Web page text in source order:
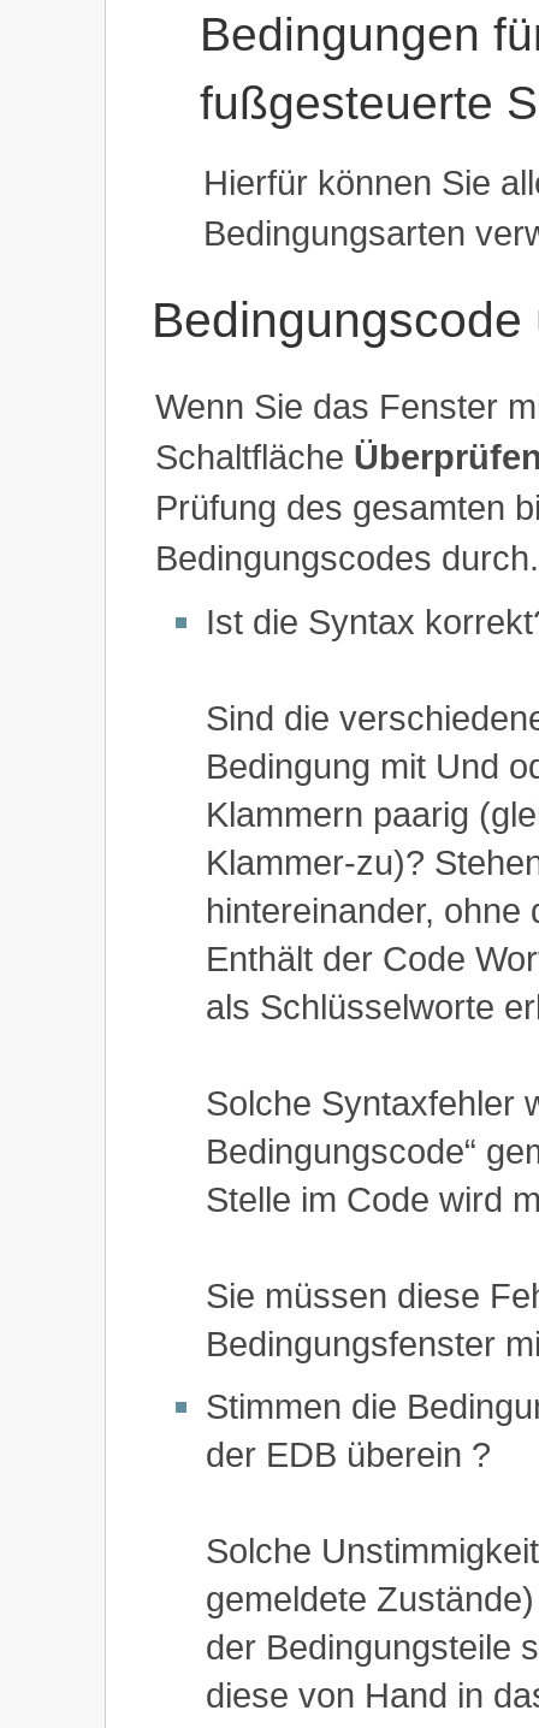
Bedingungen
fußgesteuerte
Hierfür können Sie
Bedingungsarten
Wenn Sie das Fenster
Schaltfläche
Prüfung des gesamten
Bedingungscodes
Ist die Syntax
Sind die
Bedingung mit Und
Klammern paarig
Klammer-zu)?
hintereinander,
Enthält der Code
als Schlüsselworte
Solche Syntaxfehler
Bedingungscode“
Stelle im Code wird
Sie müssen diese
Bedingungsfenster
Stimmen die
der EDB überein ?
Solche
gemeldete
der Bedingungsteile
diese von Hand in